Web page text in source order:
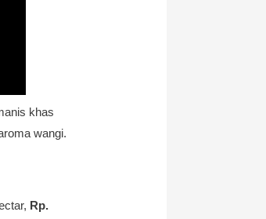
khas
wangi.
Rp.